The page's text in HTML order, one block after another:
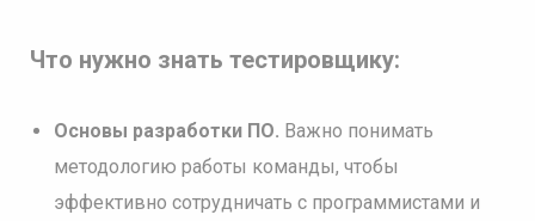
Что нужно знать тестировщику:
Основы разработки ПО. Важно понимать
методологию работы команды, чтобы
эффективно сотрудничать с программистами и